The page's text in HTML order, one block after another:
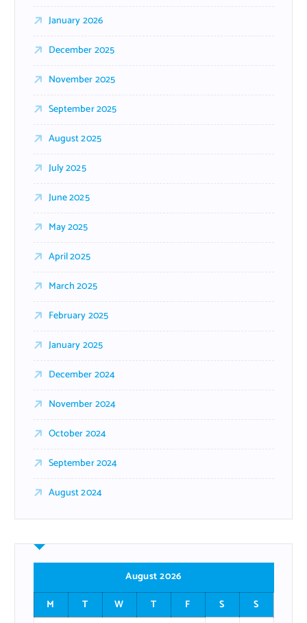
January 2026
December 2025
November 2025
September 2025
August 2025
July 2025
June 2025
May 2025
April 2025
March 2025
February 2025
January 2025
December 2024
November 2024
October 2024
September 2024
August 2024
August 2026
M
T W T F S
S